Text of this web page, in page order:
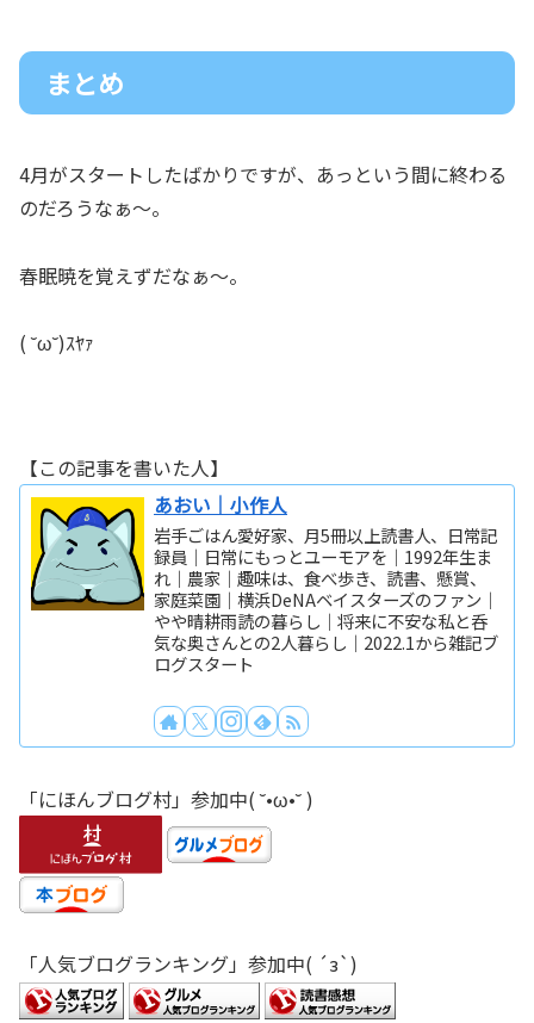
まとめ
4月がスタートしたばかりですが、あっという間に終わる
のだろうなぁ～。
春眠暁を覚えずだなぁ～。
( ˘ω˘)ｽﾔｧ
【この記事を書いた人】
あおい｜小作人
岩手ごはん愛好家、月5冊以上読書人、日常記
録員｜日常にもっとユーモアを｜1992年生ま
れ｜農家｜趣味は、食べ歩き、読書、懸賞、
家庭菜園｜横浜DeNAベイスターズのファン｜
やや晴耕雨読の暮らし｜将来に不安な私と呑
気な奥さんとの2人暮らし｜2022.1から雑記ブ
ログスタート
「にほんブログ村」参加中( ˘•ω•˘ )
「人気ブログランキング」参加中( ´з`)